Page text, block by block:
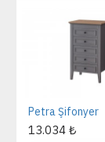
Petra Şifonyer
13.034 ₺